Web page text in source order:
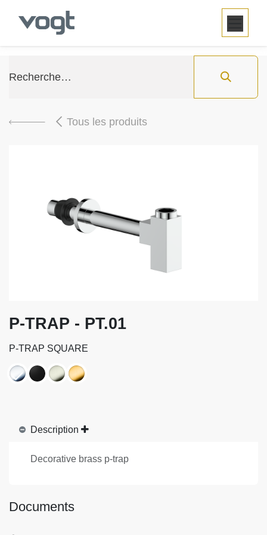
SE RENDRE AU CONTENU
Tous les produits
P-TRAP - PT.01
P-TRAP SQUARE
Description
Decorative brass p-trap
Documents